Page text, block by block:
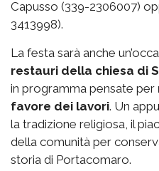
Capusso (339-2306007)
3413998).
La festa sarà anche
restauri della chiesa di
in programma pensate per
favore dei lavori. Un
la tradizione religiosa, il
della comunità per
storia di Portacomaro.